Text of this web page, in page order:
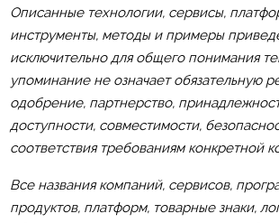
Описанные технологии, сервисы,
инструменты, методы и примеры
исключительно для общего понимания
упоминание не означает обязательную
одобрение, партнерство,
доступности, совместимости,
соответствия требованиям конкретной
Все названия компаний, сервисов,
продуктов, платформ, товарные знаки,